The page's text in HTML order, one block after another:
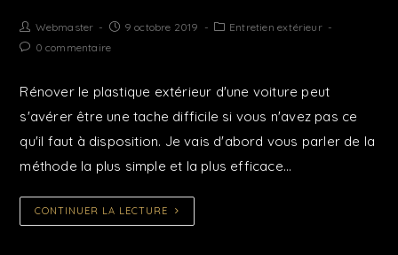
Webmaster 9 octobre 2019
Entretien extérieur
0 commentaire
Rénover le plastique extérieur d'une voiture peut
s'avérer être une tache difficile si vous n'avez pas ce
qu'il faut à disposition. Je vais d'abord vous parler de la
méthode la plus simple et la plus efficace…
CONTINUER LA LECTURE